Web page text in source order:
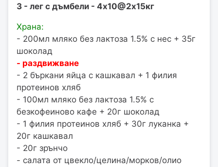
3 - лег с дъмбели - 4х10@2х15кг
Храна:
- 200мл мляко без лактоза 1.5% с нес + 35г
шоколад
- раздвижване
- 2 бъркани яйца с кашкавал + 1 филия
протеинов хляб
- 100мл мляко без лактоза 1.5% с
безкофеиново кафе + 20г шоколад
- 1 филия протеинов хляб + 30г луканка +
20г кашкавал
- 20г зрънчо
- салата от цвекло/целина/морков/олио